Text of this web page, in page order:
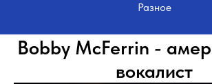
Разное
Bobby McFerrin -
вокалист